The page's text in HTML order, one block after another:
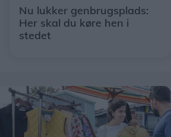
Nu lukker genbrugsplads:
Her skal du køre hen i
stedet